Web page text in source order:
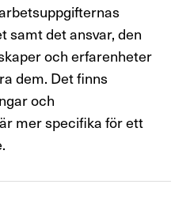
samt det ansvar, den
och erfarenheter
dem. Det finns
och
mer specifika för ett